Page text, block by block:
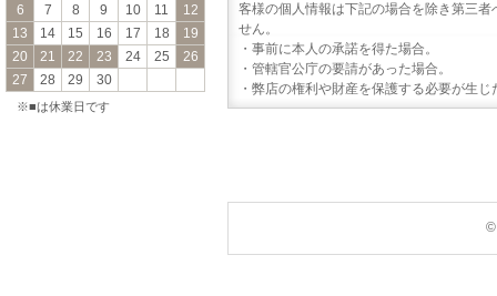
6
7 8 9 10 11
12
13
14 15 16 17 18
19
20
21 22 23 24 25
26
27
28 29 30
※■は休業日です
客様の個人情報は下記の場合を除き第三
せん。
・事前に本人の承諾を得た場合。
・管轄官公庁の要請があった場合。
・弊店の権利や財産を保護する必要が生じ
©